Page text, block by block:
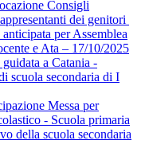
Consigli
dei genitori
per Assemblea
e Ata – 17/10/2025
a Catania -
scuola secondaria di I
Messa per
- Scuola primaria
della scuola secondaria